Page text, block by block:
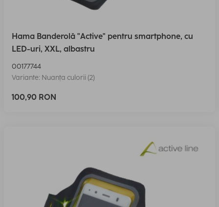
Hama Banderolă "Active" pentru smartphone, cu
LED-uri, XXL, albastru
00177744
Variante: Nuanța culorii (2)
100,90 RON